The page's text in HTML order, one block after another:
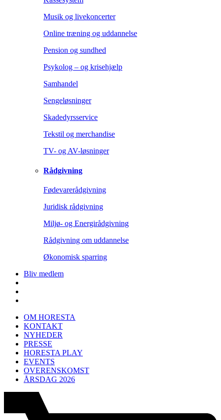
Musik og livekoncerter
Online træning og uddannelse
Pension og sundhed
Psykolog – og krisehjælp
Samhandel
Sengeløsninger
Skadedyrsservice
Tekstil og merchandise
TV- og AV-løsninger
Rådgivning
Fødevarerådgivning
Juridisk rådgivning
Miljø- og Energirådgivning
Rådgivning om uddannelse
Økonomisk sparring
Bliv medlem
OM HORESTA
KONTAKT
NYHEDER
PRESSE
HORESTA PLAY
EVENTS
OVERENSKOMST
ÅRSDAG 2026